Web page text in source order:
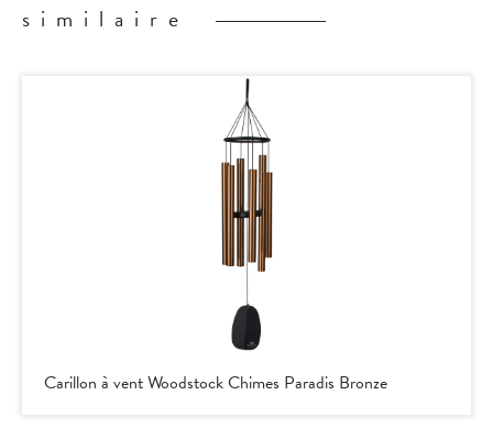
similaire
Carillon à vent Woodstock Chimes Paradis Bronze